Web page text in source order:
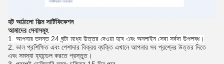
হট আঠালো ফিল্ম সার্টিফিকেশন
আমাদের সেবাসমূহ
1. আপনার তদন্ত 24 ঘন্টা মধ্যে উত্তর দেওয়া হবে এবং অনলাইন সেবা সর্বদা উপলব্ধ।
2. ভাল প্রশিক্ষিত এবং পেশাদার বিক্রয় ব্যক্তি এখানে আপনার সব প্রশ্নের উত্তর দিতে
এবং সমস্যা হ্যান্ডেল করতে প্রস্তুত।